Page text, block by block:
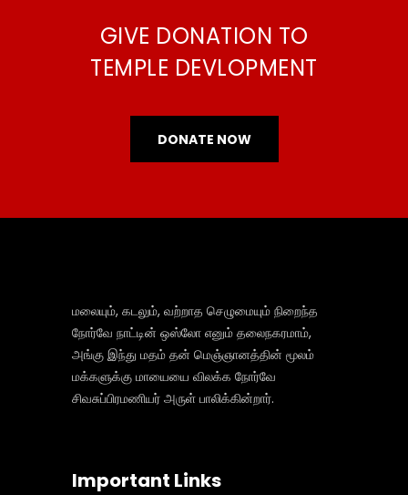
GIVE DONATION TO
TEMPLE DEVLOPMENT
DONATE NOW
மலையும், கடலும், வற்றாத செழுமையும் நிறைந்த
நோர்வே நாட்டின் ஒஸ்லோ எனும் தலைநகரமாம்,
அங்கு இந்து மதம் தன் மெஞ்ஞானத்தின் மூலம்
மக்களுக்கு மாயையை விலக்க நோர்வே
சிவசுப்பிரமணியர் அருள் பாலிக்கின்றார்.
Important Links